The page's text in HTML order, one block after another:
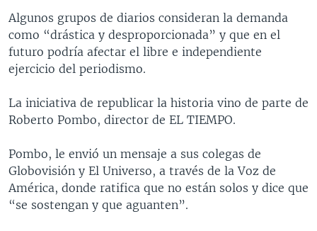
VENEZUELA
NICARAGUA
ECONOMÍA
ENTRETENIMIENTO Y CULTURA
TECNOLOGÍA
DEPORTES
CIENCIA Y SALUD
MULTIMEDIA
FOTOGRAFÍA
AUDIOS
PROGRAMAS TV
EL MUNDO AL DÍA
FORO INTERAMERICANO
VISIÓN 360
LAS CLAVES
PANORAMA
RADIO
AVANCE INFORMATIVO
AUDIONOTICIAS
BUENOS DÍAS AMÉRICA
ESTADOS UNIDOS AL DÍA
EL MUNDO AL DÍA [RADIO]
DIRECT
DOCUMENTALES DE LA VOA
Learning English
SÍGANOS
Algunos grupos de diarios consideran la demanda
como “drástica y desproporcionada” y que en el
futuro podría afectar el libre e independiente
ejercicio del periodismo.
La iniciativa de republicar la historia vino de parte de
Roberto Pombo, director de EL TIEMPO.
Pombo, le envió un mensaje a sus colegas de
Globovisión y El Universo, a través de la Voz de
América, donde ratifica que no están solos y dice que
“se sostengan y que aguanten”.